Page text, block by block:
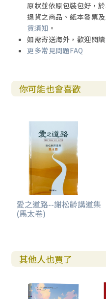
原狀並依原包裝包好，
退貨之商品、紙本發票
貨須知 。
如需寄送海外，歡迎閱讀
更多常見問題FAQ
你可能也會喜歡
愛之道路--謝松齡講道集
(馬太卷)
其他人也買了